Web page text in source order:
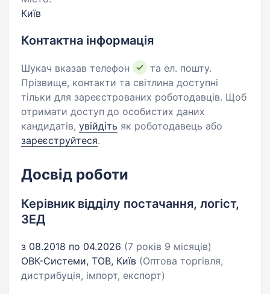
Київ
Контактна інформація
Шукач вказав телефон
та ел. пошту.
Прізвище, контакти та світлина доступні
тільки для зареєстрованих роботодавців. Щоб
отримати доступ до особистих даних
кандидатів, увійдіть як роботодавець або
зареєструйтеся.
Досвід роботи
Керівник відділу постачання, логіст,
ЗЕД
з 08.2018 по 04.2026 (7 років 9 місяців)
ОВК-Системи, ТОВ, Київ (Оптова торгівля,
дистрибуція, імпорт, експорт)